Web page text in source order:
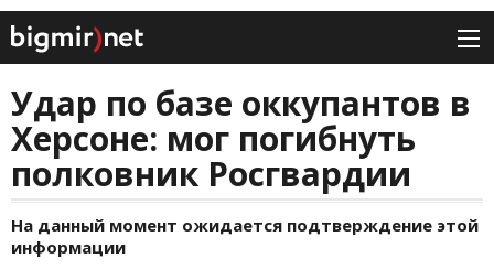
Удар по базе оккупантов в
Херсоне: мог погибнуть
полковник Росгвардии
На данный момент ожидается подтверждение этой
информации